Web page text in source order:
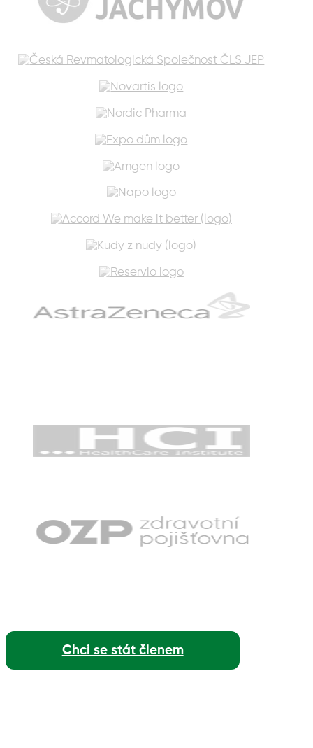
Chci se stát členem